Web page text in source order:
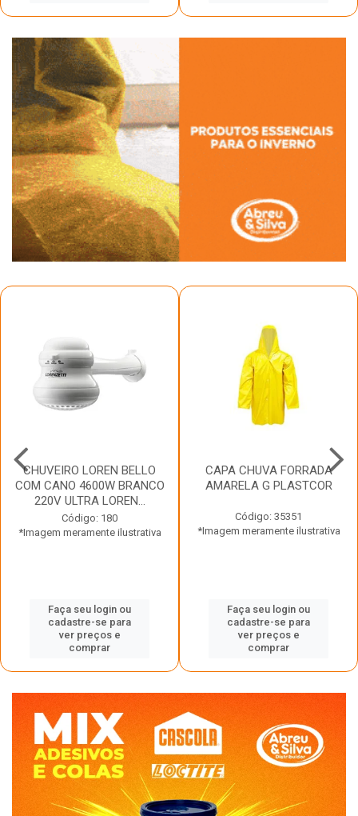
CHUVEIRO LOREN BELLO
COM CANO 4600W BRANCO
220V ULTRA LOREN...
Código: 180
*Imagem meramente ilustrativa
Faça seu login ou
cadastre-se para
ver preços e
comprar
CAPA CHUVA FORRADA
AMARELA G PLASTCOR
Código: 35351
*Imagem meramente ilustrativa
Faça seu login ou
cadastre-se para
ver preços e
comprar